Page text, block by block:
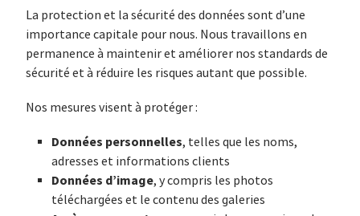
La protection et la sécurité des données sont d’une
importance capitale pour nous. Nous travaillons en
permanence à maintenir et améliorer nos standards de
sécurité et à réduire les risques autant que possible.
Nos mesures visent à protéger :
Données personnelles, telles que les noms,
adresses et informations clients
Données d’image, y compris les photos
téléchargées et le contenu des galeries